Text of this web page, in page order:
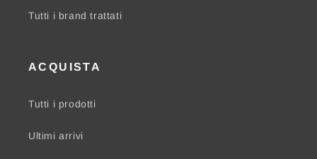
Tutti i brand trattati
ACQUISTA
Tutti i prodotti
Ultimi arrivi